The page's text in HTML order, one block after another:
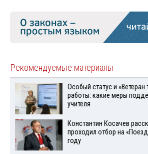
Рекомендуемые материалы
Особый статус и «Ветеран
работы: какие меры
учителя
Константин Косачев
проходил отбор на
году